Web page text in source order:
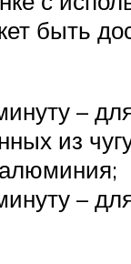
быть
–
из
–